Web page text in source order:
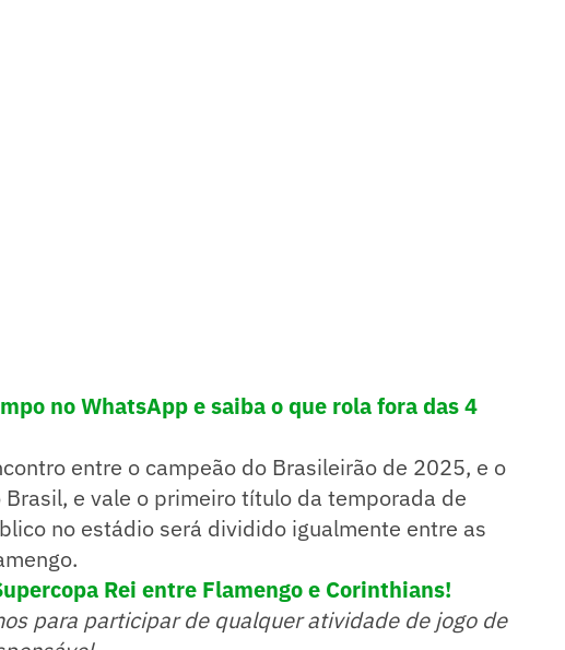
no WhatsApp e saiba o que rola fora das 4
entre o campeão do Brasileirão de 2025, e o
e vale o primeiro título da temporada de
no estádio será dividido igualmente entre as
Rei entre Flamengo e Corinthians!
para participar de qualquer atividade de jogo de